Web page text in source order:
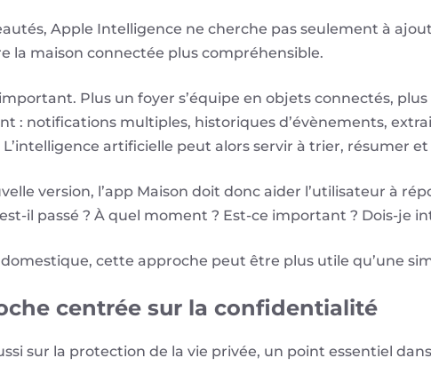
Apple Intelligence ne cherche pas seulement à
la maison connectée plus compréhensible.
Plus un foyer s’équipe en objets connectés,
: notifications multiples, historiques d’évènements,
artificielle peut alors servir à trier, résumer
version, l’app Maison doit donc aider l’utilisateur à
il passé ? À quel moment ? Est-ce important ? Dois-je
cette approche peut être plus utile qu’une
centrée sur la confidentialité
sur la protection de la vie privée, un point essentiel